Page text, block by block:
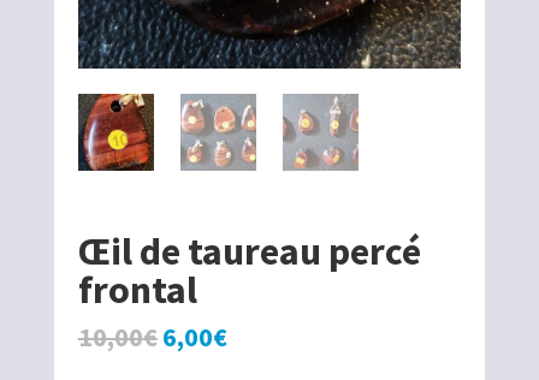
Œil de taureau percé
frontal
10,00€Le
6,00€Le